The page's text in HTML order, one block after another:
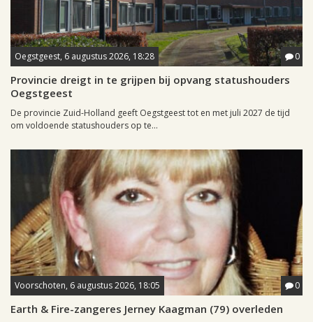
Oegstgeest, 6 augustus 2026, 18:28 0
Provincie dreigt in te grijpen bij opvang statushouders
Oegstgeest
De provincie Zuid-Holland geeft Oegstgeest tot en met juli 2027 de tijd
om voldoende statushouders op te...
Voorschoten, 6 augustus 2026, 18:05 0
Earth & Fire-zangeres Jerney Kaagman (79) overleden